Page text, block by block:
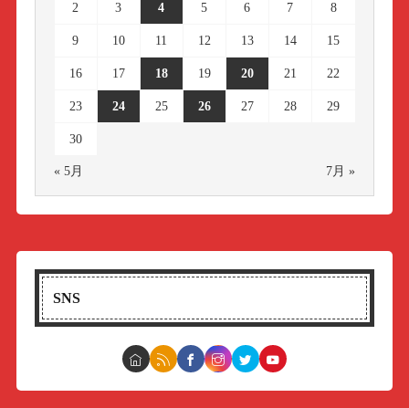
2 3 4 5 6 7 8
9 10 11 12 13 14 15
16 17 18 19 20 21 22
23 24 25 26 27 28 29
30
« 5月 7月 »
SNS